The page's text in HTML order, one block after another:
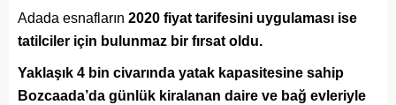
Adada esnafların 2020 fiyat tarifesini uygulaması ise
tatilciler için bulunmaz bir fırsat oldu.
Yaklaşık 4 bin civarında yatak kapasitesine sahip
Bozcaada’da günlük kiralanan daire ve bağ evleriyle